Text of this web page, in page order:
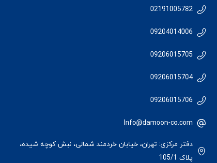
02191005782
09204014006
09206015705
09206015704
09206015706
Info@damoon-co.com
دفتر مرکزی: تهران، خیابان خردمند شمالی، نبش کوچه شیده،
پلاک 105/1